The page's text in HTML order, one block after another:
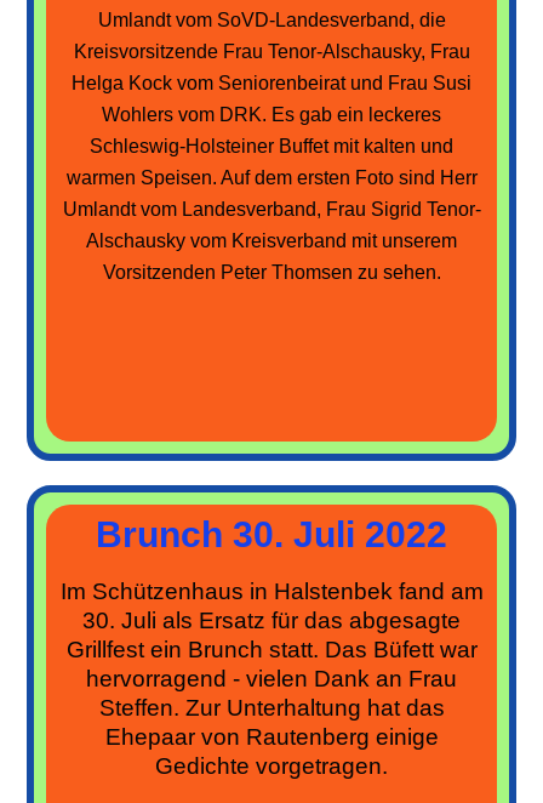
Umlandt vom SoVD-Landesverband, die
Kreisvorsitzende Frau Tenor-Alschausky, Frau
Helga Kock vom Seniorenbeirat und Frau Susi
Wohlers vom DRK. Es gab ein leckeres
Schleswig-Holsteiner Buffet mit kalten und
warmen Speisen. Auf dem ersten Foto sind Herr
Umlandt vom Landesverband, Frau Sigrid Tenor-
Alschausky vom Kreisverband mit unserem
Vorsitzenden Peter Thomsen zu sehen.
Brunch 30. Juli 2022
Im Schützenhaus in Halstenbek fand am
30. Juli als Ersatz für das abgesagte
Grillfest ein Brunch statt. Das Büfett war
hervorragend - vielen Dank an Frau
Steffen. Zur Unterhaltung hat das
Ehepaar von Rautenberg einige
Gedichte vorgetragen.